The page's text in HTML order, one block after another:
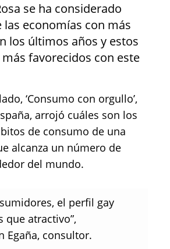
se ha considerado
las economías con más
los últimos años y estos
favorecidos con este
‘Consumo con orgullo’,
arrojó cuáles son los
de consumo de una
alcanza un número de
del mundo.
el perfil gay
que atractivo”,
Egaña, consultor.